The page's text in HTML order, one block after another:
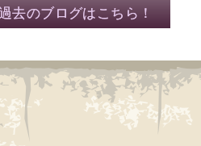
去のブログはこちら！